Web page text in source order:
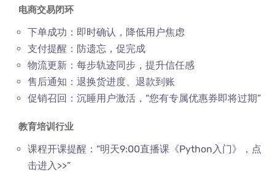
电商交易闭环
下单成功：即时确认，降低用户焦虑
支付提醒：防遗忘，促完成
物流更新：每步轨迹同步，提升信任感
售后通知：退换货进度、退款到账
促销召回：沉睡用户激活，“您有专属优惠券即将过期”
教育培训行业
课程开课提醒：“明天9:00直播课《Python入门》，点
击进入>>”